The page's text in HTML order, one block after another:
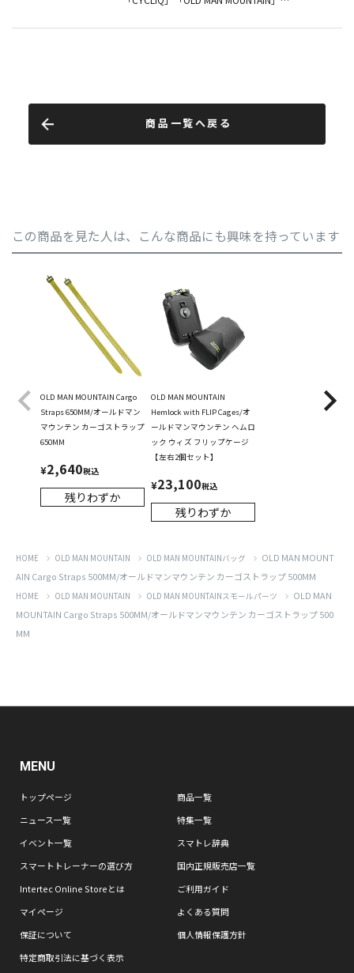
商品一覧へ戻る
この商品を見た人は、こんな商品にも興味を持っています
OLD MAN MOUNTAIN Cargo
Straps 650MM/オールドマン
マウンテン カーゴストラップ
650MM
¥2,640税込
残りわずか
OLD MAN MOUNTAIN
Hemlock with FLIP Cages/オ
ールドマンマウンテン ヘムロ
ック ウィズ フリップケージ
【左右2個セット】
¥23,100税込
残りわずか
HOME OLD MAN MOUNTAIN OLD MAN MOUNTAINバッグ
OLD MAN MOUNT
AIN Cargo Straps 500MM/オールドマンマウンテン カーゴストラップ 500MM
HOME OLD MAN MOUNTAIN OLD MAN MOUNTAINスモールパーツ
OLD MAN
MOUNTAIN Cargo Straps 500MM/オールドマンマウンテン カーゴストラップ 500
MM
MENU
トップページ
商品一覧
ニュース一覧
特集一覧
イベント一覧
スマトレ辞典
スマートトレーナーの選び方
国内正規販売店一覧
Intertec Online Storeとは
ご利用ガイド
マイページ
よくある質問
保証について
個人情報保護方針
特定商取引法に基づく表示